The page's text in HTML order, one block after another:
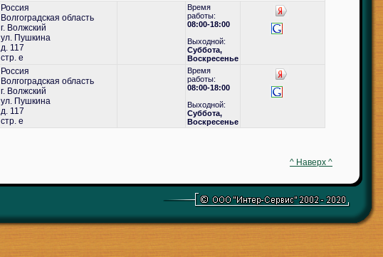
Россия
Волгоградская область
г. Волжский
ул. Пушкина
д. 117
стр. е
Время
работы:
08:00-18:00
Выходной:
Суббота,
Воскресенье
Россия
Волгоградская область
г. Волжский
ул. Пушкина
д. 117
стр. е
Время
работы:
08:00-18:00
Выходной:
Суббота,
Воскресенье
^ Наверх ^